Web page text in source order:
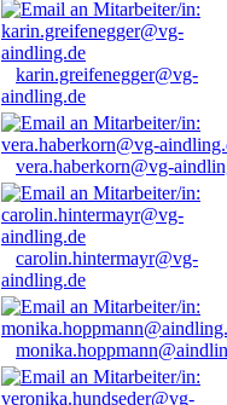
karin.greifenegger@vg-
aindling.de
vera.haberkorn@vg-
carolin.hintermayr@vg-
aindling.de